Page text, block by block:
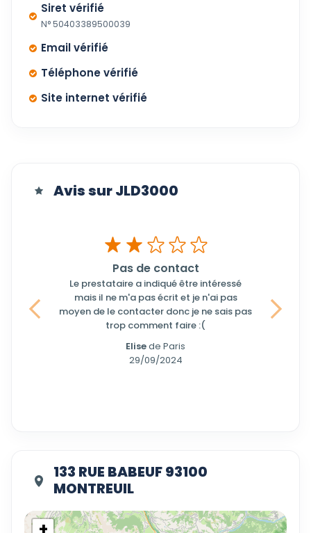
Siret vérifié
N° 50403389500039
Email vérifié
Téléphone vérifié
Site internet vérifié
Avis sur JLD3000
Pas de contact
Le prestataire a indiqué être intéressé
mais il ne m'a pas écrit et je n'ai pas
moyen de le contacter donc je ne sais pas
trop comment faire :(
Elisede Paris
29/09/2024
Précedent Suivant
133 RUE BABEUF 93100
MONTREUIL